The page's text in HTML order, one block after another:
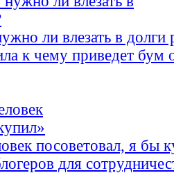
ли влезать в
к чему приведет бум
посоветовал, я бы
для